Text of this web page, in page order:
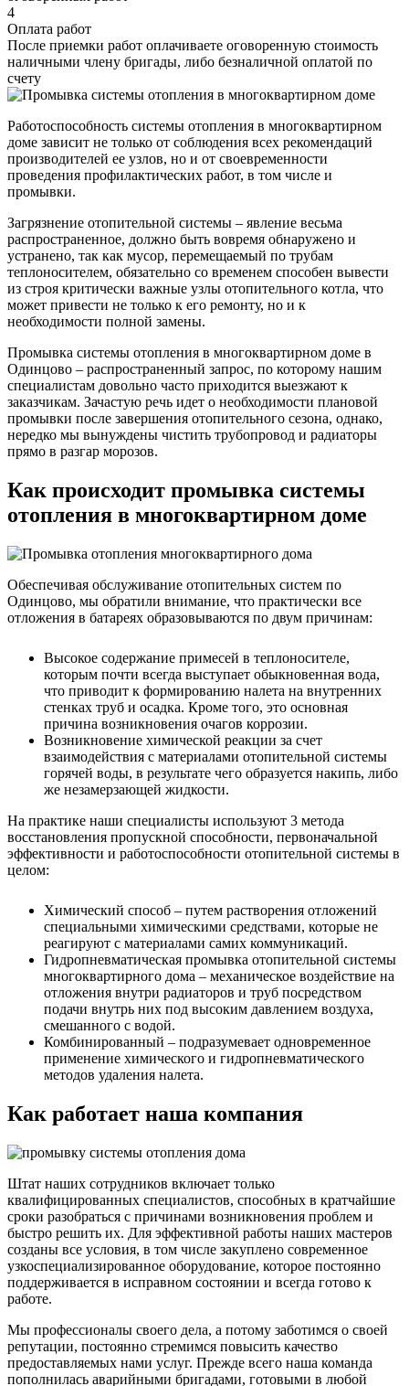
4
Оплата работ
После приемки работ оплачиваете оговоренную стоимость
наличными члену бригады, либо безналичной оплатой по
счету
Работоспособность системы отопления в многоквартирном
доме зависит не только от соблюдения всех рекомендаций
производителей ее узлов, но и от своевременности
проведения профилактических работ, в том числе и
промывки.
Загрязнение отопительной системы – явление весьма
распространенное, должно быть вовремя обнаружено и
устранено, так как мусор, перемещаемый по трубам
теплоносителем, обязательно со временем способен вывести
из строя критически важные узлы отопительного котла, что
может привести не только к его ремонту, но и к
необходимости полной замены.
Промывка системы отопления в многоквартирном доме в
Одинцово – распространенный запрос, по которому нашим
специалистам довольно часто приходится выезжают к
заказчикам. Зачастую речь идет о необходимости плановой
промывки после завершения отопительного сезона, однако,
нередко мы вынуждены чистить трубопровод и радиаторы
прямо в разгар морозов.
Как происходит промывка системы
отопления в многоквартирном доме
Обеспечивая обслуживание отопительных систем по
Одинцово, мы обратили внимание, что практически все
отложения в батареях образовываются по двум причинам:
Высокое содержание примесей в теплоносителе,
которым почти всегда выступает обыкновенная вода,
что приводит к формированию налета на внутренних
стенках труб и осадка. Кроме того, это основная
причина возникновения очагов коррозии.
Возникновение химической реакции за счет
взаимодействия с материалами отопительной системы
горячей воды, в результате чего образуется накипь, либо
же незамерзающей жидкости.
На практике наши специалисты используют 3 метода
восстановления пропускной способности, первоначальной
эффективности и работоспособности отопительной системы в
целом:
Химический способ – путем растворения отложений
специальными химическими средствами, которые не
реагируют с материалами самих коммуникаций.
Гидропневматическая промывка отопительной системы
многоквартирного дома – механическое воздействие на
отложения внутри радиаторов и труб посредством
подачи внутрь них под высоким давлением воздуха,
смешанного с водой.
Комбинированный – подразумевает одновременное
применение химического и гидропневматического
методов удаления налета.
Как работает наша компания
Штат наших сотрудников включает только
квалифицированных специалистов, способных в кратчайшие
сроки разобраться с причинами возникновения проблем и
быстро решить их. Для эффективной работы наших мастеров
созданы все условия, в том числе закуплено современное
узкоспециализированное оборудование, которое постоянно
поддерживается в исправном состоянии и всегда готово к
работе.
Мы профессионалы своего дела, а потому заботимся о своей
репутации, постоянно стремимся повысить качество
предоставляемых нами услуг. Прежде всего наша команда
пополнилась аварийными бригадами, готовыми в любой